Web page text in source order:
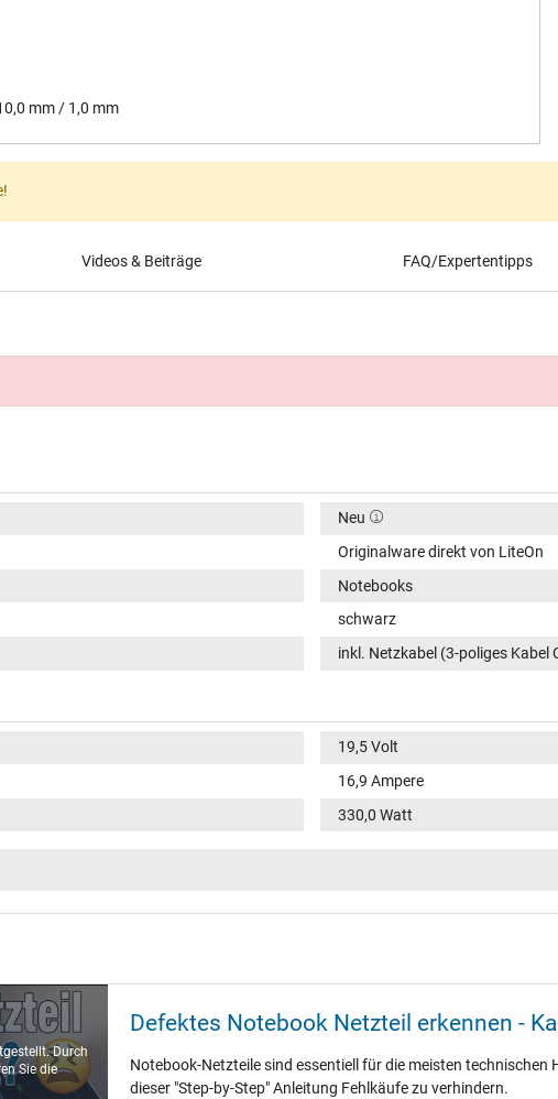
mm / 1,0 mm
Videos & Beiträge FAQ/Expertentipps
Neu
Originalware direkt von LiteOn
Notebooks
schwarz
inkl. Netzkabel (3-poliges Kabel
19,5 Volt
16,9 Ampere
330,0 Watt
Funktions-LED im Gehäuse
rund 4-polig / 180° gerade
Durch
Sie die
Defektes Notebook Netzteil erkennen -
Notebook-Netzteile sind essentiell für die meisten
dieser "Step-by-Step" Anleitung Fehlkäufe zu verhindern.